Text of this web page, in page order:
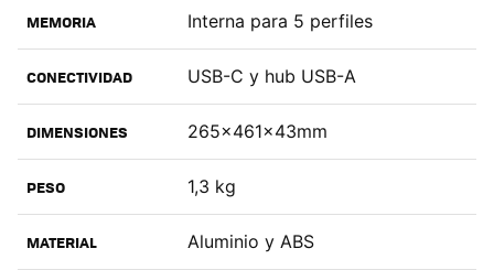
MEMORIA Interna para 5 perfiles
CONECTIVIDAD USB-C y hub USB-A
DIMENSIONES 265x461x43mm
PESO 1,3 kg
MATERIAL Aluminio y ABS